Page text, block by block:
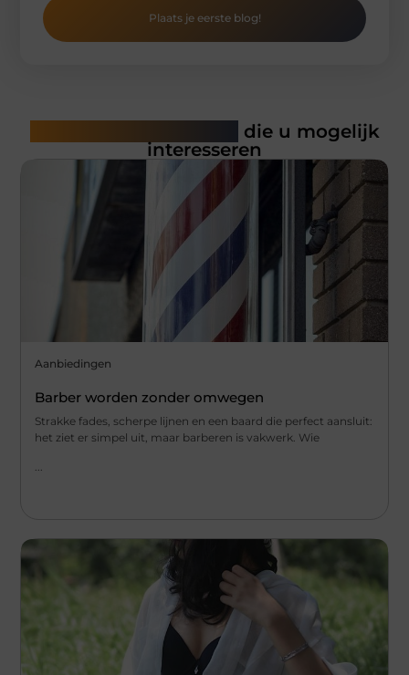
Plaats je eerste blog!
die u mogelijk
interesseren
Aanbiedingen
Barber worden zonder omwegen
Strakke fades, scherpe lijnen en een baard die perfect aansluit:
het ziet er simpel uit, maar barberen is vakwerk. Wie
...